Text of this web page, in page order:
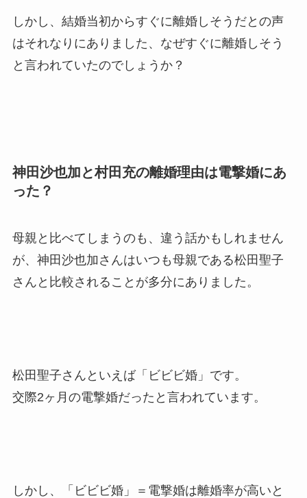
しかし、結婚当初からすぐに離婚しそうだとの声
はそれなりにありました、なぜすぐに離婚しそう
と言われていたのでしょうか？
神田沙也加と村田充の離婚理由は電撃婚にあ
った？
母親と比べてしまうのも、違う話かもしれません
が、神田沙也加さんはいつも母親である松田聖子
さんと比較されることが多分にありました。
松田聖子さんといえば「ビビビ婚」です。
交際2ヶ月の電撃婚だったと言われています。
しかし、「ビビビ婚」＝電撃婚は離婚率が高いと